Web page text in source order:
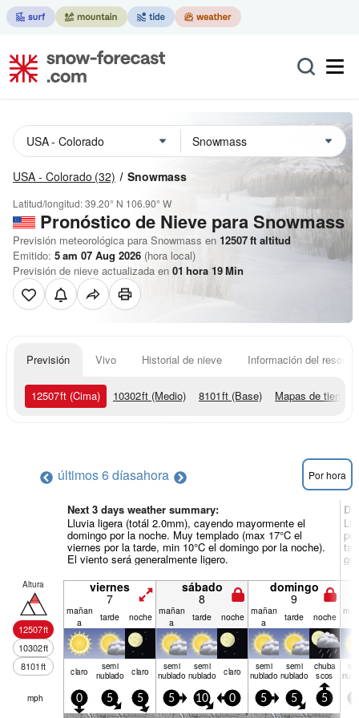
USA - Colorado (32) Snowmass
Latitud/longitud:39.20° N 106.90° W
Pronóstico de Nieve para Snowmass
Previsión meteorológica para Snowmass en 12507ft altitud
Emitido: 5 am 07 Aug 2026 (hora local)
Previsión de nieve actualizada en 01 hora 19Min
Previsión Vivo Historial de nieve Información del resort
12507ft (Cima) 10302ft (Medio) 8101ft (Base) Mapas de tiempo
últimos 6 díasahora Por hora
Next 3 days weather summary:
Lluvia ligera (totál 2.0mm), cayendo mayormente el
domingo por la noche. Muy templado (max 17°C el
viernes por la tarde, min 10°C el domingo por la noche).
El viento será generalmente ligero.
Altura
12507ft
10302ft
8101ft
viernes
7
sábado
8
domingo
9
mañan
a
tarde noche mañan
a
tarde noche mañan
a
tarde noche
claro semi
nublado claro semi
nublado
semi
nublado claro semi
nublado
semi
nublado
chuba
scos
mph 0 5 5 5 10 0 5 5 5